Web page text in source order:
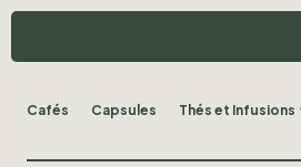
Cafés Capsules Thés et Infusions